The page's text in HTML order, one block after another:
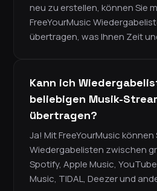
neu zu erstellen, können Sie
FreeYourMusic
übertragen, was Ihnen Zeit
Kann ich
beliebigen Musik-
übertragen?
Ja! Mit FreeYourMusic können
Wiedergabelisten zwischen
Spotify, Apple Music,
Music, TIDAL, Deezer und